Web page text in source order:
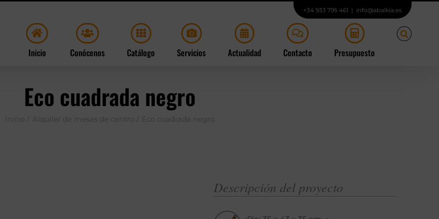
+34 933 795 461 | info@abalkia.es
Inicio Conócenos Catálogo Servicios Actualidad Contacto Presupuesto
Eco cuadrada negro
Inicio Alquiler de mesas de centro Eco cuadrada negro
Descripción del proyecto